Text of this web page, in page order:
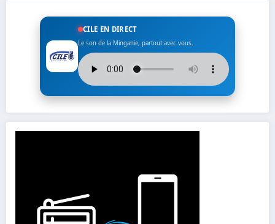
CILE EN DIRECT
Le son de la Minganie, partout avec vous.